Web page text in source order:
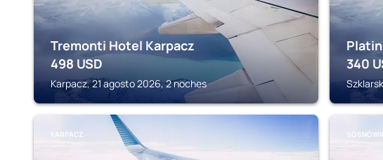
Tremonti Hotel Karpacz
498 USD
Karpacz, 21 agosto 2026, 2 noches
340
KARPACZ